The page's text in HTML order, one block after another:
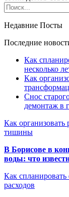
Недавние Посты
Последние
Как
несколько
Как
Снос
демонтаж в
Как организовать
тишины
В Борисове в
воды: что
Как
расходов